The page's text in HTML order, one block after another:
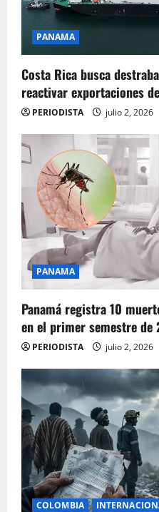
PANAMA
Costa Rica busca
reactivar exportaciones
PERIODISTA julio 2, 2026
PANAMA
Panamá registra 10
en el primer semestre de
PERIODISTA julio 2, 2026
COLOMBIA